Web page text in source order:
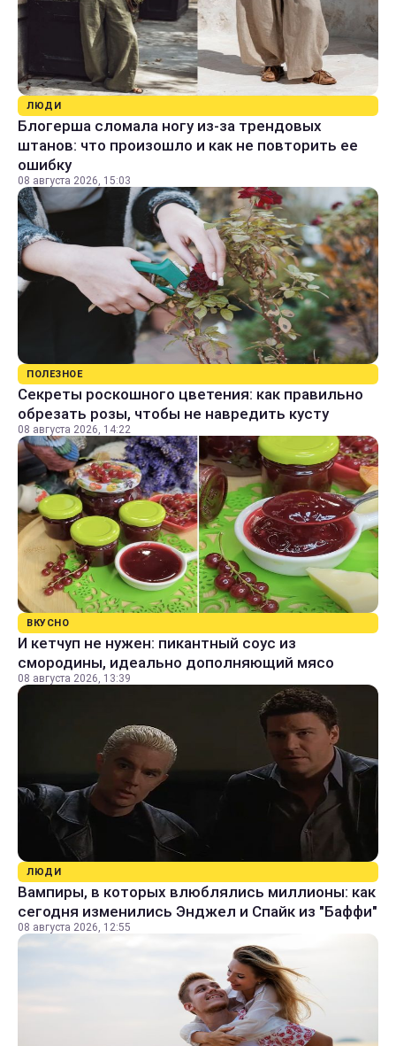
ЛЮДИ
Блогерша сломала ногу из-за трендовых
штанов: что произошло и как не повторить ее
ошибку
08 августа 2026, 15:03
ПОЛЕЗНОЕ
Секреты роскошного цветения: как правильно
обрезать розы, чтобы не навредить кусту
08 августа 2026, 14:22
ВКУСНО
И кетчуп не нужен: пикантный соус из
смородины, идеально дополняющий мясо
08 августа 2026, 13:39
ЛЮДИ
Вампиры, в которых влюблялись миллионы: как
сегодня изменились Энджел и Спайк из "Баффи"
08 августа 2026, 12:55